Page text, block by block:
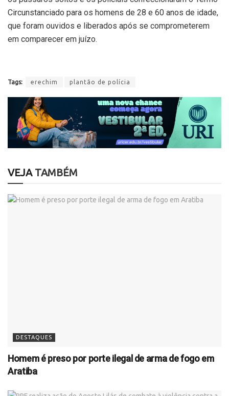
Circunstanciado para os homens de 28 e 60 anos de idade,
que foram ouvidos e liberados após se comprometerem
em comparecer em juízo.
Tags: erechim plantão de polícia
VEJATAMBÉM
DESTAQUES
Homem é preso por porte ilegal de arma de fogo em
Aratiba